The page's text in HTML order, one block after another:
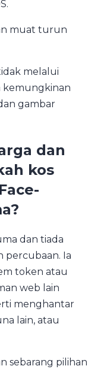
muat turun
melalui
kemungkinan
gambar
dan
kos
dan tiada
percubaan. Ia
token atau
web lain
menghantar
lain, atau
sebarang pilihan